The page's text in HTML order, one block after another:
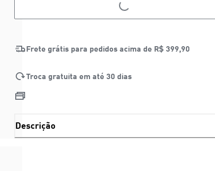
LOADING...
Frete grátis para pedidos acima de R$ 399,90
Troca gratuita em até 30 dias
Descrição